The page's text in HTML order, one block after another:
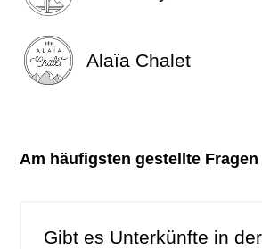
Alaïa Chalet
Am häufigsten gestellte Fragen
Gibt es Unterkünfte in